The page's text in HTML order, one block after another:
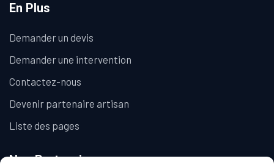
En Plus
Demander un devis
Demander une intervention
Contactez-nous
Devenir partenaire artisan
Liste des pages
Nos Partenaires